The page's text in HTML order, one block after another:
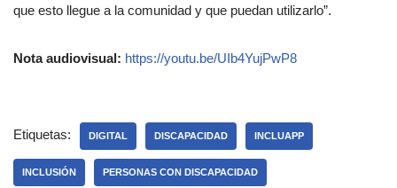
que esto llegue a la comunidad y que puedan utilizarlo”.
Nota audiovisual: https://youtu.be/UIb4YujPwP8
Etiquetas: DIGITAL DISCAPACIDAD INCLUAPP
INCLUSIÓN PERSONAS CON DISCAPACIDAD